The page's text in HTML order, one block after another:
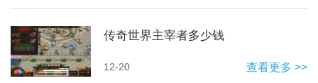
传奇世界主宰者多少钱
12-20 查看更多 >>